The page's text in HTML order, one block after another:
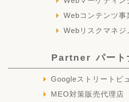
Webコンテンツ事
Webリスクマネジ
Partner パート
Googleストリートビ
MEO対策販売代理店